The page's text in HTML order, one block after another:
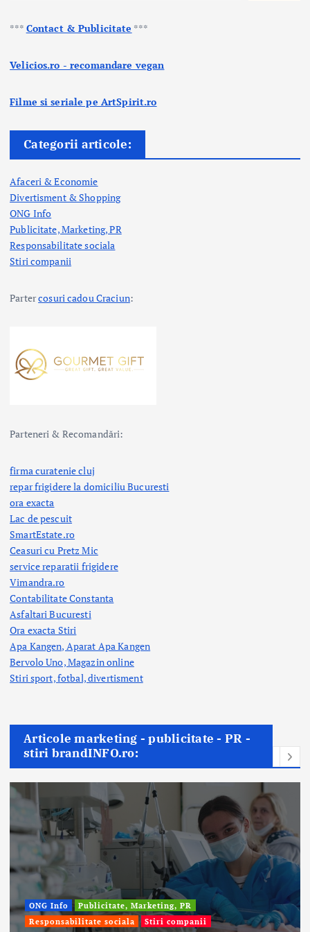
*** Contact & Publicitate ***
Velicios.ro - recomandare vegan
Filme si seriale pe ArtSpirit.ro
Categorii articole:
Afaceri & Economie
Divertisment & Shopping
ONG Info
Publicitate, Marketing, PR
Responsabilitate sociala
Stiri companii
Partercosuri cadou Craciun:
Parteneri & Recomandări:
firma curatenie cluj
repar frigidere la domiciliu Bucuresti
ora exacta
Lac de pescuit
SmartEstate.ro
Ceasuri cu Pretz Mic
service reparatii frigidere
Vimandra.ro
Contabilitate Constanta
Asfaltari Bucuresti
Ora exacta Stiri
Apa Kangen, Aparat Apa Kangen
Bervolo Uno, Magazin online
Stiri sport, fotbal,divertisment
Articole marketing - publicitate - PR -
stiri brandINFO.ro:
Afaceri & Economie Publicitate, Marketing, PR